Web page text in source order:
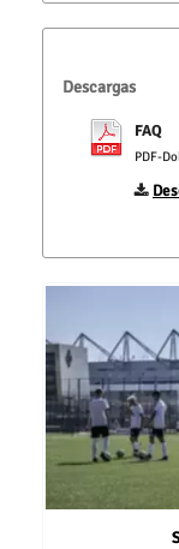
Descargas
FAQ
PDF-